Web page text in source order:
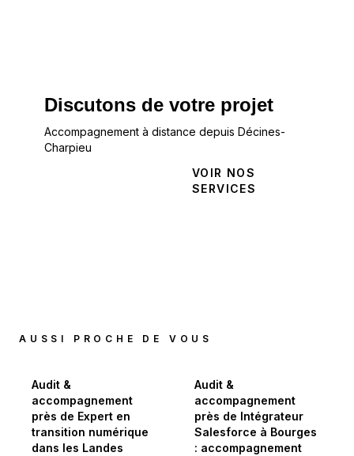
Discutons de votre projet
Accompagnement à distance depuis Décines-
Charpieu
VOIR NOS
SERVICES
AUSSI PROCHE DE VOUS
Audit &
accompagnement
près de Expert en
transition numérique
dans les Landes
Audit &
accompagnement
près de Intégrateur
Salesforce à Bourges
: accompagnement